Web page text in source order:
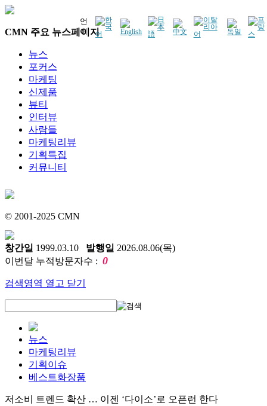
언
어
CMN 주요 뉴스페이지
뉴스
포커스
마케팅
신제품
뷰티
인터뷰
사람들
마케팅리뷰
기획특집
커뮤니티
© 2001-2025 CMN
창간일 1999.03.10 발행일 2026.08.06(목)
이번달 누적방문자수 : 0
검색영역 열고 닫기
뉴스
마케팅리뷰
기획이슈
베스트화장품
저소비 트렌드 확산 … 이젠 ‘다이소’로 오픈런 한다